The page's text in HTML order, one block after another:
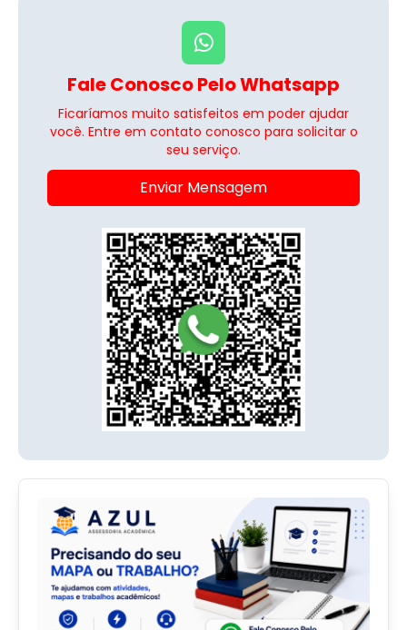
Fale Conosco Pelo Whatsapp
Ficaríamos muito satisfeitos em poder ajudar
você. Entre em contato conosco para solicitar o
seu serviço.
Enviar Mensagem